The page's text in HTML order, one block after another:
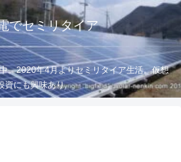
でセミリタイア
。2020年4月よりセミリタイア生活。仮想
資にも興味あり